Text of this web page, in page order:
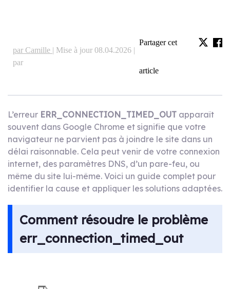
par Camille | Mise à jour 08.04.2026 |
par
Partager cet
article
L’erreur ERR_CONNECTION_TIMED_OUT apparaît
souvent dans Google Chrome et signifie que votre
navigateur ne parvient pas à joindre le site dans un
délai raisonnable. Cela peut venir de votre connexion
internet, des paramètres DNS, d’un pare-feu, ou
même du site lui-même. Voici un guide complet pour
identifier la cause et appliquer les solutions adaptées.
Comment résoudre le problème
err_connection_timed_out